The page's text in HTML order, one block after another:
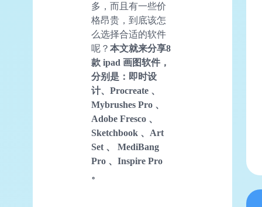
多，而且有一些价
格昂贵，到底该怎
么选择合适的软件
呢？ 本文就来分享8
款 ipad 画图软件，
分别是：即时设
计、Procreate 、
Mybrushes Pro 、
Adobe Fresco 、
Sketchbook 、Art
Set 、 MediBang
Pro 、Inspire Pro
。